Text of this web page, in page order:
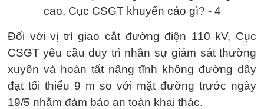
Đối với vị trí giao cắt đường điện 110 kV, Cục
CSGT yêu cầu duy trì nhân sự giám sát thường
xuyên và hoàn tất nâng tĩnh không đường dây
đạt tối thiểu 9 m so với mặt đường trước ngày
19/5 nhằm đảm bảo an toàn khai thác.